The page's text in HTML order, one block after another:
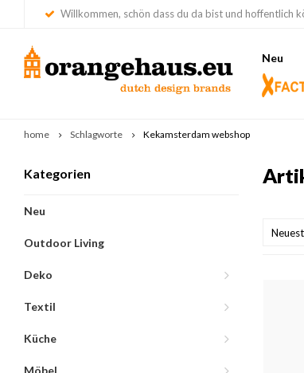
Willkommen, schön dass du da bist und hoffentlich
Neu
home Schlagworte Kekamsterdam webshop
Kategorien
Neu
Outdoor Living
Deko
Textil
Küche
Möbel